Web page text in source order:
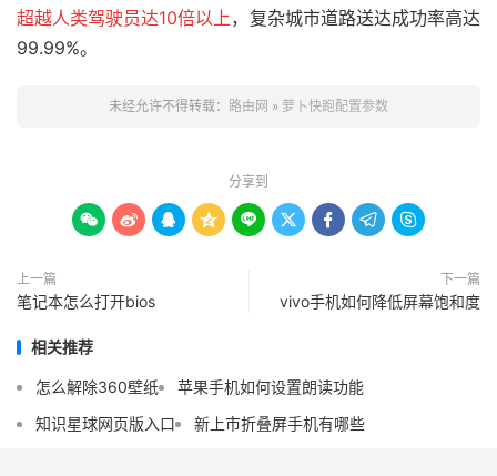
超越人类驾驶员达10倍以上，复杂城市道路送达成功率高达
99.99%。
未经允许不得转载： 路由网 » 萝卜快跑配置参数
分享到
        
上一篇
笔记本怎么打开bios
下一篇
vivo手机如何降低屏幕饱和度
相关推荐
怎么解除360壁纸
苹果手机如何设置朗读功能
知识星球网页版入口
新上市折叠屏手机有哪些